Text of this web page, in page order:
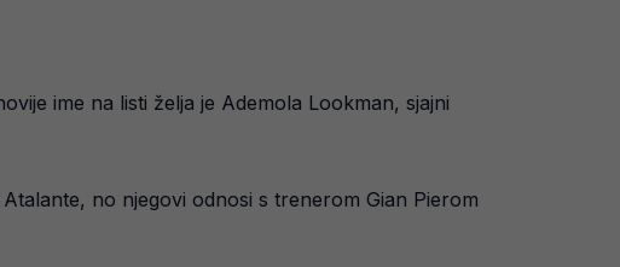
ime na listi želja je Ademola Lookman, sjajni
no njegovi odnosi s trenerom Gian Pierom